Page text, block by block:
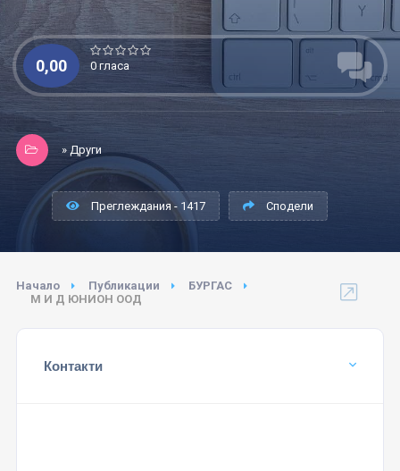
0,00 0 гласа
» Други
Преглеждания - 1417 Сподели
Начало Публикации
БУРГАС
М И Д ЮНИОН ООД
Контакти